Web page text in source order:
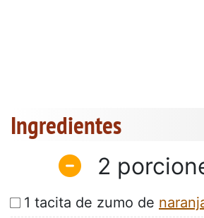
Ingredientes
2
1 tacita de zumo de